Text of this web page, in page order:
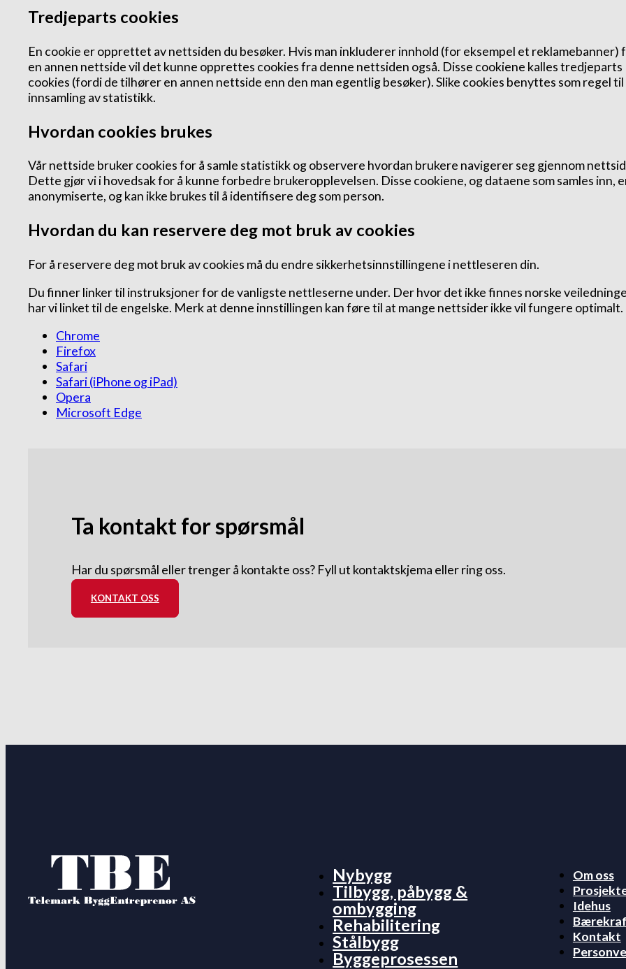
Tredjeparts cookies
En cookie er opprettet av nettsiden du besøker. Hvis man inkluderer innhold (for eksempel et reklamebanner)
en annen nettside vil det kunne opprettes cookies fra denne nettsiden også. Disse cookiene kalles tredjeparts
cookies (fordi de tilhører en annen nettside enn den man egentlig besøker). Slike cookies benyttes som regel til
innsamling av statistikk.
Hvordan cookies brukes
Vår nettside bruker cookies for å samle statistikk og observere hvordan brukere navigerer seg gjennom
Dette gjør vi i hovedsak for å kunne forbedre brukeropplevelsen. Disse cookiene, og dataene som samles inn,
anonymiserte, og kan ikke brukes til å identifisere deg som person.
Hvordan du kan reservere deg mot bruk av cookies
For å reservere deg mot bruk av cookies må du endre sikkerhetsinnstillingene i nettleseren din.
Du finner linker til instruksjoner for de vanligste nettleserne under. Der hvor det ikke finnes norske
har vi linket til de engelske. Merk at denne innstillingen kan føre til at mange nettsider ikke vil fungere optimalt.
Chrome
Firefox
Safari
Safari (iPhone og iPad)
Opera
Microsoft Edge
Ta kontakt for spørsmål
Har du spørsmål eller trenger å kontakte oss? Fyll ut kontaktskjema eller ring oss.
KONTAKT OSS
Nybygg
Tilbygg, påbygg &
ombygging
Rehabilitering
Stålbygg
Byggeprosessen
Om oss
Idehus
Kontakt